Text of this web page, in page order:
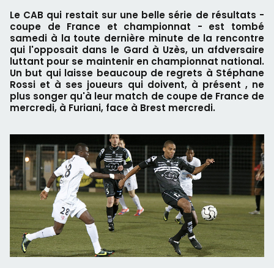
Le CAB qui restait sur une belle série de résultats -
coupe de France et championnat - est tombé
samedi à la toute dernière minute de la rencontre
qui l'opposait dans le Gard à Uzès, un afdversaire
luttant pour se maintenir en championnat national.
Un but qui laisse beaucoup de regrets à Stéphane
Rossi et à ses joueurs qui doivent, à présent , ne
plus songer qu'à leur match de coupe de France de
mercredi, à Furiani, face à Brest mercredi.